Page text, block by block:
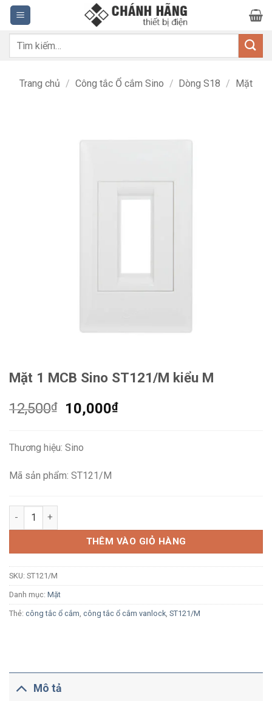
Bỏ
qua
nội
dung
Tìm
Trang chủ / Công tắc Ổ cắm Sino / Dòng S18 / Mặt
Mặt 1 MCB Sino ST121/M kiểu M
12,500₫
Giá
12,500₫.
10,000₫Giá
Thương hiệu: Sino
Mã sản phẩm: ST121/M
Mặt 1 MCB Sino ST121/M kiểu M số lượng
THÊM VÀO GIỎ HÀNG
SKU: ST121/M
Danh mục: Mặt
Thẻ: công tắc ổ cắm công tắc ổ cắm vanlock ST121/M
Mô tả